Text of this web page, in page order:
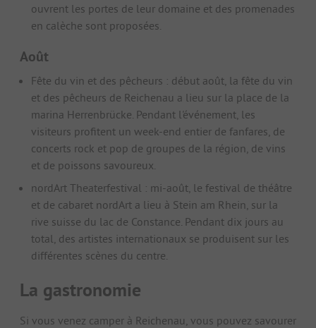
ouvrent les portes de leur domaine et des promenades
en calèche sont proposées.
Août
Fête du vin et des pêcheurs : début août, la fête du vin
et des pêcheurs de Reichenau a lieu sur la place de la
marina Herrenbrücke. Pendant l'événement, les
visiteurs profitent un week-end entier de fanfares, de
concerts rock et pop de groupes de la région, de vins
et de poissons savoureux.
nordArt Theaterfestival : mi-août, le festival de théâtre
et de cabaret nordArt a lieu à Stein am Rhein, sur la
rive suisse du lac de Constance. Pendant dix jours au
total, des artistes internationaux se produisent sur les
différentes scènes du centre.
La gastronomie
Si vous venez camper à Reichenau, vous pouvez savourer